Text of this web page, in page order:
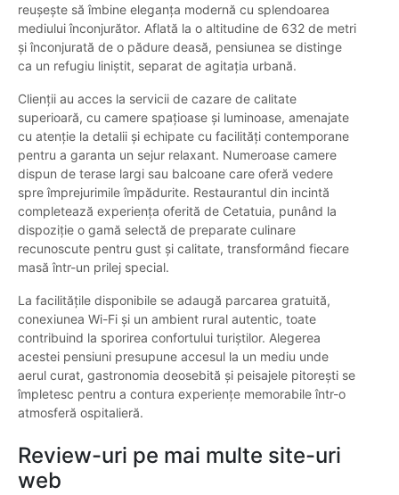
reușește să îmbine eleganța modernă cu splendoarea
mediului înconjurător. Aflată la o altitudine de 632 de metri
și înconjurată de o pădure deasă, pensiunea se distinge
ca un refugiu liniștit, separat de agitația urbană.
Clienții au acces la servicii de cazare de calitate
superioară, cu camere spațioase și luminoase, amenajate
cu atenție la detalii și echipate cu facilități contemporane
pentru a garanta un sejur relaxant. Numeroase camere
dispun de terase largi sau balcoane care oferă vedere
spre împrejurimile împădurite. Restaurantul din incintă
completează experiența oferită de Cetatuia, punând la
dispoziție o gamă selectă de preparate culinare
recunoscute pentru gust și calitate, transformând fiecare
masă într-un prilej special.
La facilitățile disponibile se adaugă parcarea gratuită,
conexiunea Wi-Fi și un ambient rural autentic, toate
contribuind la sporirea confortului turiștilor. Alegerea
acestei pensiuni presupune accesul la un mediu unde
aerul curat, gastronomia deosebită și peisajele pitorești se
împletesc pentru a contura experiențe memorabile într-o
atmosferă ospitalieră.
Review-uri pe mai multe site-uri
web